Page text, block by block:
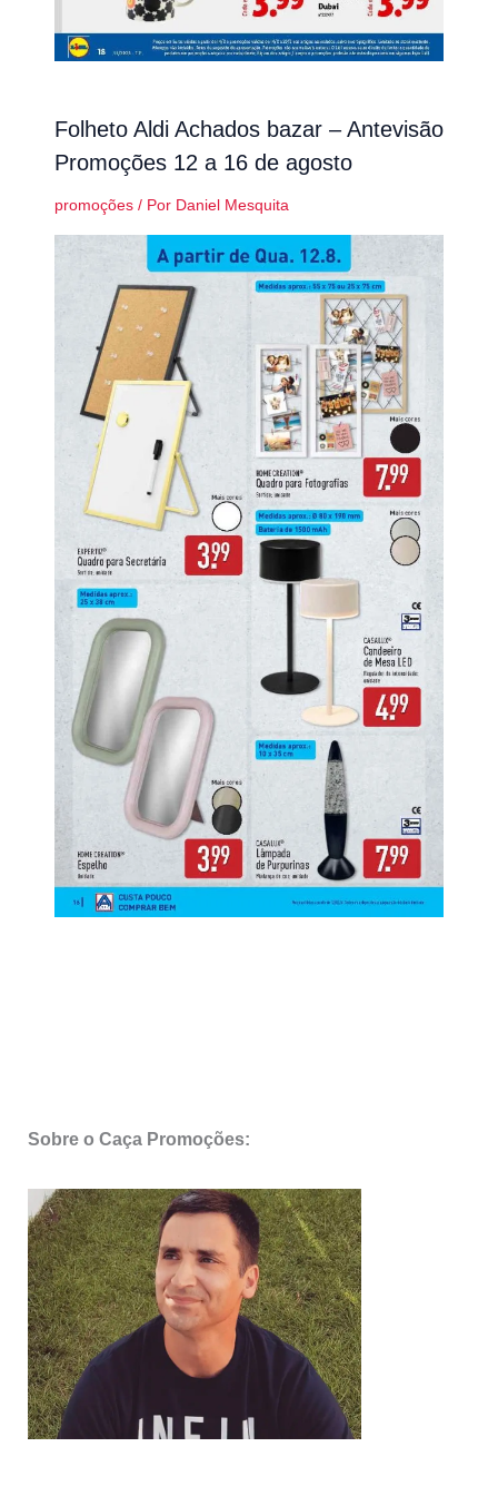
Folheto Aldi Achados bazar – Antevisão
Promoções 12 a 16 de agosto
promoções/ Por Daniel Mesquita
Sobre o Caça Promoções: